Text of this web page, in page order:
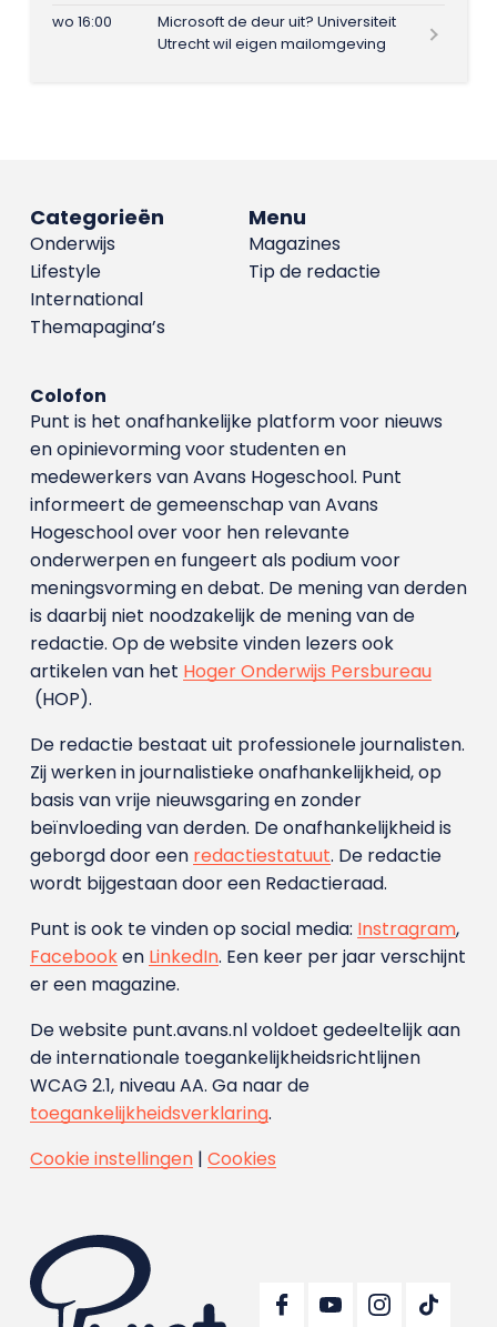
wo 16:00
Microsoft de deur uit? Universiteit
Utrecht wil eigen mailomgeving
Menu
Magazines
Tip de redactie
Categorieën
Onderwijs
Lifestyle
International
Themapagina’s
Colofon
Punt is het onafhankelijke platform voor nieuws
en opinievorming voor studenten en
medewerkers van Avans Hoge­school. Punt
informeert de gemeenschap van Avans
Hogeschool over voor hen relevante
onderwerpen en fungeert als podium voor
meningsvorming en debat. De mening van derden
is daarbij niet noodzakelijk de mening van de
redactie. Op de website vinden lezers ook
artikelen van het Hoger Onderwijs Persbureau
(HOP).
De redactie bestaat uit professionele journalisten.
Zij werken in journalistieke onafhankelijkheid, op
basis van vrije nieuwsgaring en zonder
beïnvloeding van derden. De onafhankelijkheid is
geborgd door een redactiestatuut. De redactie
wordt bijgestaan door een Redactieraad.
Punt is ook te vinden op social media: Instragram,
Facebooken LinkedIn. Een keer per jaar verschijnt
er een magazine.
De website punt.avans.nl voldoet gedeeltelijk aan
de internationale toegankelijkheidsrichtlijnen
WCAG 2.1, niveau AA. Ga naar de
toegankelijkheidsverklaring.
Cookie instellingen| Cookies